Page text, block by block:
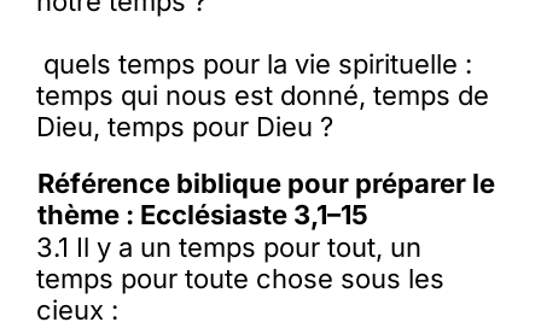
quels temps pour la vie spirituelle :
temps qui nous est donné, temps de
Dieu, temps pour Dieu ?
Référence biblique pour préparer le
thème : Ecclésiaste 3,1–15
3.1 Il y a un temps pour tout, un
temps pour toute chose sous les
cieux :